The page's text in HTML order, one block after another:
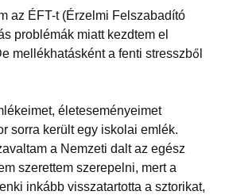
az ÉFT-t (Érzelmi Felszabadító
problémák miatt kezdtem el
mellékhatásként a fenti stresszből
életeseményeimet
sorra került egy iskolai emlék.
a Nemzeti dalt az egész
szerettem szerepelni, mert a
inkább visszatartotta a sztorikat,